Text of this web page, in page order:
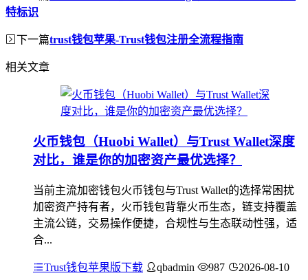
特标识
下一篇trust钱包苹果-Trust钱包注册全流程指南
相关文章
火币钱包（Huobi Wallet）与Trust Wallet深度
对比，谁是你的加密资产最优选择？
当前主流加密钱包火币钱包与Trust Wallet的选择常困扰
加密资产持有者，火币钱包背靠火币生态，链支持覆盖
主流公链，交易操作便捷，合规性与生态联动性强，适
合...
Trust钱包苹果版下载 qbadmin 987 2026-08-10